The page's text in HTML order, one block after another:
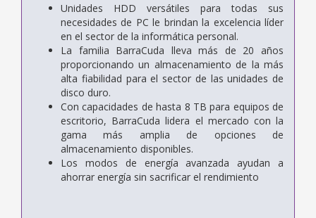
Unidades HDD versátiles para todas sus
necesidades de PC le brindan la excelencia líder
en el sector de la informática personal.
La familia BarraCuda lleva más de 20 años
proporcionando un almacenamiento de la más
alta fiabilidad para el sector de las unidades de
disco duro.
Con capacidades de hasta 8 TB para equipos de
escritorio, BarraCuda lidera el mercado con la
gama más amplia de opciones de
almacenamiento disponibles.
Los modos de energía avanzada ayudan a
ahorrar energía sin sacrificar el rendimiento